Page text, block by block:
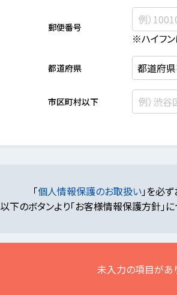
郵便番号
※ハイフ
都道府県
市区町村以下
「個人情報保護のお取扱い」を必
以下のボタンより「お客様情報保護方針」
未入力の項目があ